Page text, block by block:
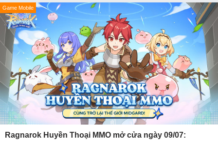
Game Mobile
Ragnarok Huyền Thoại MMO mở cửa ngày 09/07: